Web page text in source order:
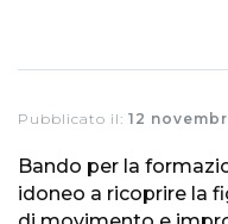
Pubblicato il: 12
Bando per la
idoneo a ricoprire la